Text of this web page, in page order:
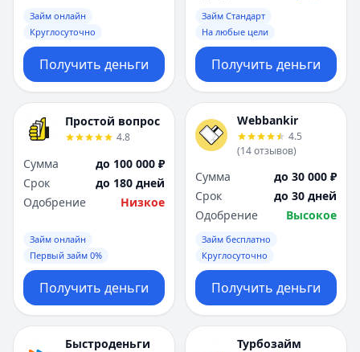
Займ онлайн
Круглосуточно
Получить деньги
Займ Стандарт
На любые цели
Получить деньги
Простой вопрос
4.8
Сумма
до 100 000 ₽
Срок
до 180 дней
Одобрение
Низкое
Займ онлайн
Первый займ 0%
Получить деньги
Webbankir
4.5
(14отзывов)
Сумма
до 30 000 ₽
Срок
до 30 дней
Одобрение
Высокое
Займ бесплатно
Круглосуточно
Получить деньги
Быстроденьги Турбозайм